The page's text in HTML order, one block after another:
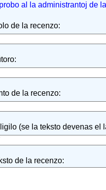
al la administrantoj de
de la recenzo:
de la recenzo:
(se la teksto devenas el
de la recenzo: